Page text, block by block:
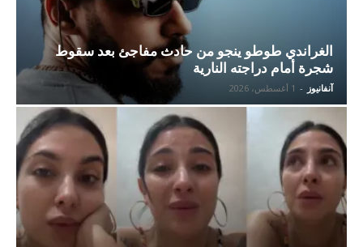
الغراندي طوطو ينجو من حادث مفاجئ بعد سقوط
شجرة أمام دراجته النارية
آنفانيوز - 1 أغسطس، 2026